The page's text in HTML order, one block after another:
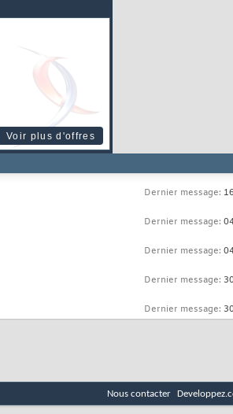
Voir plus d'offres
Dernier message:
Dernier message:
Dernier message:
Dernier message:
Dernier message:
Nous contacter